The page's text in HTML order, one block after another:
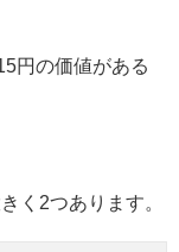
円の価値がある
く2つあります。